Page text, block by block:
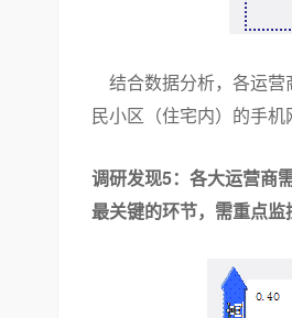
结合数据分析，各运营
民小区（住宅内）的手机
调研发现5：各大运营商
最关键的环节，需重点监